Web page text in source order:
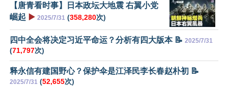
【唐青看时事】日本政坛大地震 右翼小党
崛起 ▶️ 2025/7/31 (358,280次)
四中全会将决定习近平命运？分析有四大版本 📝 2025/7/31
(71,797次)
释永信有建国野心？保护伞是江泽民李长春赵朴初 📝
2025/7/31 (52,655次)